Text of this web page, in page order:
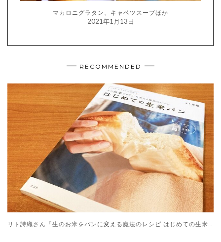
マカロニグラタン、キャベツスープほか
2021年1月13日
RECOMMENDED
リト詩織さん『生のお米をパンに変える魔法のレシピ はじめての生米パン』